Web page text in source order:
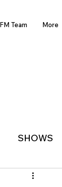
Team More
SHOWS
AMERICA